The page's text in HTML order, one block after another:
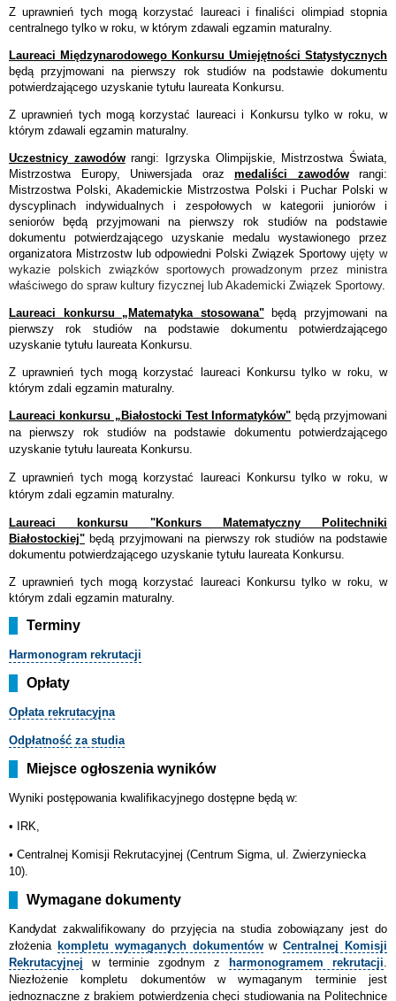
Z uprawnień tych mogą korzystać laureaci i finaliści olimpiad stopnia
centralnego tylko w roku, w którym zdawali egzamin maturalny.
Laureaci Międzynarodowego Konkursu Umiejętności Statystycznych
będą przyjmowani na pierwszy rok studiów na podstawie dokumentu
potwierdzającego uzyskanie tytułu laureata Konkursu.
Z uprawnień tych mogą korzystać laureaci i Konkursu tylko w roku, w
którym zdawali egzamin maturalny.
Uczestnicy zawodówrangi: Igrzyska Olimpijskie, Mistrzostwa Świata,
Mistrzostwa Europy, Uniwersjada oraz medaliści zawodówrangi:
Mistrzostwa Polski, Akademickie Mistrzostwa Polski i Puchar Polski w
dyscyplinach indywidualnych i zespołowych w kategorii juniorów i
seniorów będą przyjmowani na pierwszy rok studiów na podstawie
dokumentu potwierdzającego uzyskanie medalu wystawionego przez
organizatora Mistrzostw lub odpowiedni Polski Związek Sportowyujęty w
wykazie polskich związków sportowych prowadzonym przez ministra
właściwego do spraw kultury fizycznej lub Akademicki Związek Sportowy.
Laureaci konkursu „Matematyka stosowana"będą przyjmowani na
pierwszy rok studiów na podstawie dokumentu potwierdzającego
uzyskanie tytułu laureata Konkursu.
Z uprawnień tych mogą korzystać laureaci Konkursu tylko w roku, w
którym zdali egzamin maturalny.
Laureaci konkursu „Białostocki Test Informatyków" będą przyjmowani
na pierwszy rok studiów na podstawie dokumentu potwierdzającego
uzyskanie tytułu laureata Konkursu.
Z uprawnień tych mogą korzystać laureaci Konkursu tylko w roku, w
którym zdali egzamin maturalny.
Laureaci konkursu "Konkurs Matematyczny Politechniki
Białostockiej" będą przyjmowani na pierwszy rok studiów na podstawie
dokumentu potwierdzającego uzyskanie tytułu laureata Konkursu.
Z uprawnień tych mogą korzystać laureaci Konkursu tylko w roku, w
którym zdali egzamin maturalny.
Terminy
Harmonogram rekrutacji
Opłaty
Opłata rekrutacyjna
Odpłatność za studia
Miejsce ogłoszenia wyników
Wyniki postępowania kwalifikacyjnego dostępne będą w:
• IRK,
• Centralnej Komisji Rekrutacyjnej (Centrum Sigma, ul. Zwierzyniecka
10).
Wymagane dokumenty
Kandydatzakwalifikowany do przyjęcia na studia zobowiązany jest do
złożenia kompletu wymaganych dokumentówwCentralnej Komisji
Rekrutacyjnej w terminie zgodnym z harmonogramem rekrutacji
Niezłożenie kompletu dokumentów w wymaganym terminie jest
jednoznaczne z brakiem potwierdzenia chęci studiowania na Politechnice